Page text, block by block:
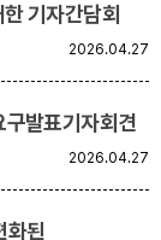
기자간담회
2026.04.27
발표기자회견
2026.04.27
화된